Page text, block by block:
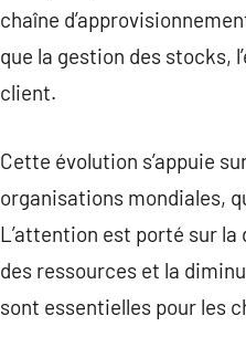
chaîne
que la gestion des stocks,
client.
Cette évolution s’appuie
organisations mondiales,
L’attention est porté sur
des ressources et la
sont essentielles pour les